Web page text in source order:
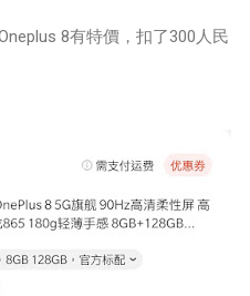
8有特價，扣了300人民